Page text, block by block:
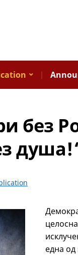
без
една од